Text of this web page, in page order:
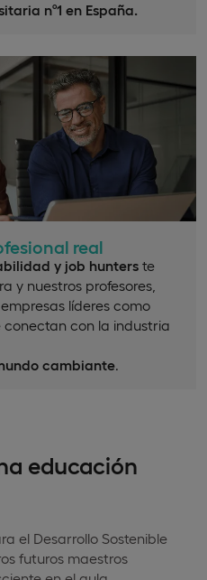
nº1 en España.
real
y job hunters te
y nuestros profesores,
líderes como
conectan con la industria
cambiante.
educación
el Desarrollo Sostenible
futuros maestros